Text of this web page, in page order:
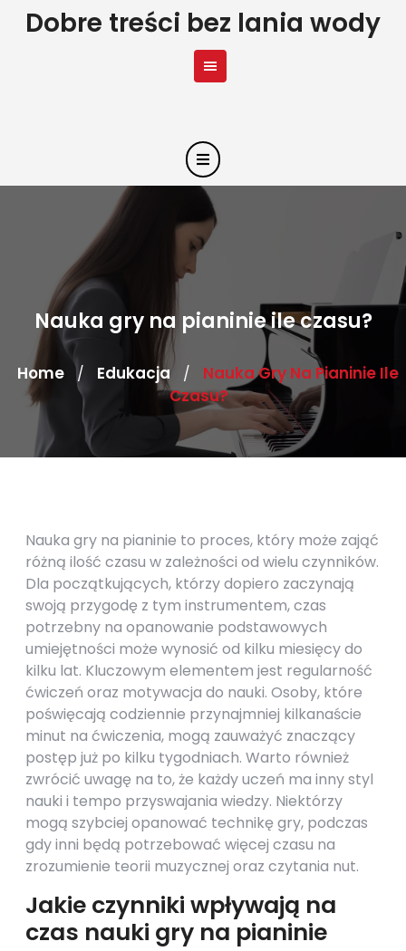
SkipDobre treści bez lania wody
Nauka gry na pianinie ile czasu?
Home / Edukacja /
Nauka Gry Na Pianinie Ile
Czasu?
Nauka gry na pianinie to proces, który może zająć
różną ilość czasu w zależności od wielu czynników.
Dla początkujących, którzy dopiero zaczynają
swoją przygodę z tym instrumentem, czas
potrzebny na opanowanie podstawowych
umiejętności może wynosić od kilku miesięcy do
kilku lat. Kluczowym elementem jest regularność
ćwiczeń oraz motywacja do nauki. Osoby, które
poświęcają codziennie przynajmniej kilkanaście
minut na ćwiczenia, mogą zauważyć znaczący
postęp już po kilku tygodniach. Warto również
zwrócić uwagę na to, że każdy uczeń ma inny styl
nauki i tempo przyswajania wiedzy. Niektórzy
mogą szybciej opanować technikę gry, podczas
gdy inni będą potrzebować więcej czasu na
zrozumienie teorii muzycznej oraz czytania nut.
Jakie czynniki wpływają na
czas nauki gry na pianinie